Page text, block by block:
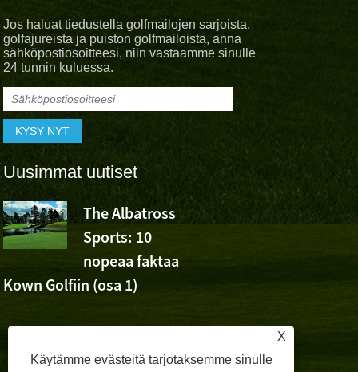
Jos haluat tiedustella golfmailojen sarjoista,
golfajureista ja puiston golfmailoista, anna
sähköpostiosoitteesi, niin vastaamme sinulle
24 tunnin kuluessa.
Uusimmat uutiset
The Albatross
Sports: 10
nopeaa faktaa
Kown Golfiin (osa 1)
Albatross
X
Käytämme evästeitä tarjotaksemme sinulle